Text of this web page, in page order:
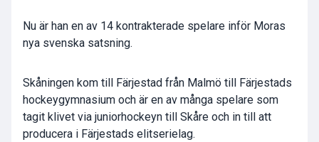
Nu är han en av 14 kontrakterade spelare inför Moras
nya svenska satsning.
Skåningen kom till Färjestad från Malmö till Färjestads
hockeygymnasium och är en av många spelare som
tagit klivet via juniorhockeyn till Skåre och in till att
producera i Färjestads elitserielag.